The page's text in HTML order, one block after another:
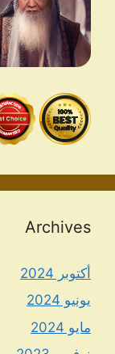
Archives
أكتوبر 2024
يونيو 2024
مايو 2024